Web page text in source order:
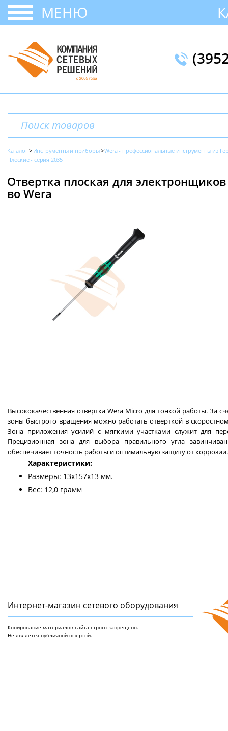
МЕНЮ
Каталог Инструменты и приборы
Wera - профессиональные инструменты из
Плоские - серия 2035
Отвертка плоская для
во Wera
Высококачественная отвёртка Wera Micro для тонкой работы.
зоны быстрого вращения можно работать отвёрткой в
Зона приложения усилий с мягкими участками служит для
Прецизионная зона для выбора правильного угла
обеспечивает точность работы и оптимальную защиту от коррозии.
Характеристики:
Размеры: 13х157х13 мм.
Вес: 12,0 грамм
Интернет-магазин сетeвого оборудования
Копирование материалов сайта строго запрещено.
Не является публичной офертой.